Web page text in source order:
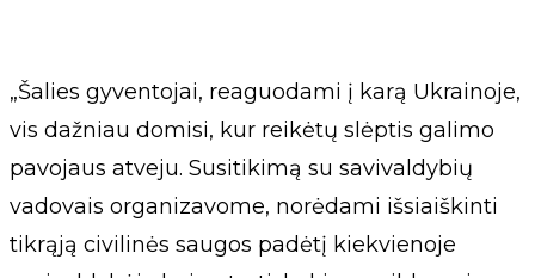
„Šalies gyventojai, reaguodami į karą Ukrainoje,
vis dažniau domisi, kur reikėtų slėptis galimo
pavojaus atveju. Susitikimą su savivaldybių
vadovais organizavome, norėdami išsiaiškinti
tikrąją civilinės saugos padėtį kiekvienoje